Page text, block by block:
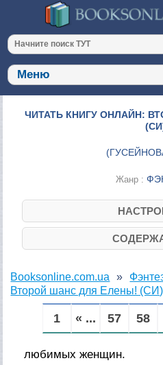
ЧИТАТЬ КНИГУ ОНЛАЙН:
(
Жанр :
Booksonline.com.ua
Второй шанс для Елены! (СИ)
1 « ... 57 58
любимых женщин.